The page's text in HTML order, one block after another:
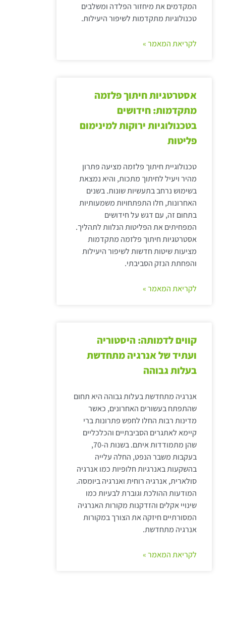
המקדמים את מיחזור הפלדה ומשלבים
טכנולוגיות מתקדמות לשיפור היעילות.
לקריאת המאמר »
אסטרטגיות חיתוך פלזמה
מתקדמות: חידושים
בטכנולוגיות ירוקות למינימום
פליטות
טכנולוגיית חיתוך פלזמה מציעה פתרון
מהיר ויעיל לחיתוך מתכות, והיא נמצאת
בשימוש נרחב בתעשיות שונות. בשנים
האחרונות, חלו התפתחויות משמעותיות
בתחום זה, עם דגש על חידושים
המפחיתים את הפליטות הנלוות לתהליך.
אסטרטגיות חיתוך פלזמה מתקדמות
מציעות שיטות חדשות לשיפור היעילות
והפחתת הנזק הסביבתי.
לקריאת המאמר »
קווים לדמותה: היסטוריה
ועתיד של אנרגיה מתחדשת
בעלות גבוהה
אנרגיה מתחדשת בעלות גבוהה היא תחום
שהתפתח בעשורים האחרונים, כאשר
מדינות רבות החלו לחפש פתרונות ברי
קיימא לאתגרים הסביבתיים והכלכליים
שהן מתמודדות איתם. בשנות ה-70,
בעקבות משבר הנפט, החלה עלייה
בהשקעות באנרגיות חלופיות כמו אנרגיה
סולארית, אנרגיה רוחית ואנרגיה ביומסה.
המודעות ההולכת וגוברת לבעיות כמו
שינויי אקלים והזדקנות מקורות האנרגיה
המסורתיים חיזקה את הצורך במקורות
אנרגיה מתחדשת.
לקריאת המאמר »